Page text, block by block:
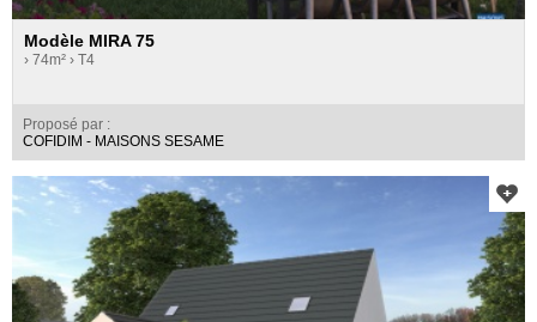
Modèle MIRA 75
› 74m² › T4
Proposé par :
COFIDIM - MAISONS SESAME